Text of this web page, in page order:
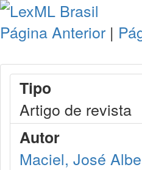
Página Anterior |
Tipo
Artigo de revista
Autor
Maciel, José